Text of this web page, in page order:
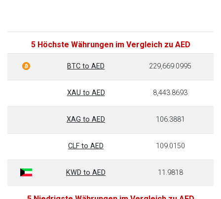
5 Höchste Währungen im Vergleich zu AED
BTC to AED 229,669.0995
XAU to AED 8,443.8693
XAG to AED 106.3881
CLF to AED 109.0150
KWD to AED 11.9818